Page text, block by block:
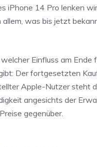
iPhone 14 Pro lenken
allem, was bis jetzt
Einfluss am Ende
Der fortgesetzten
Apple-Nutzer steht
angesichts der
gegenüber.